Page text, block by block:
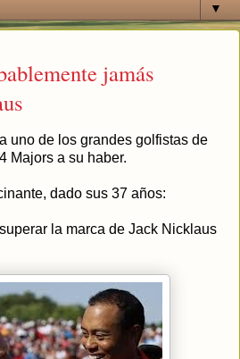
▼
jamás
uno de los grandes golfistas de
Majors a su haber.
dado sus 37 años:
la marca de Jack Nicklaus